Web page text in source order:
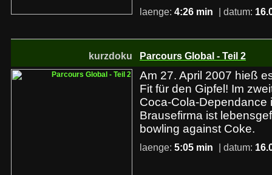
laenge: 4:26 min | datum:
kurzdoku Parcours Global - Teil 2
Am 27. April 2007 hieß
Fit für den Gipfel! Im
Coca-Cola-Dependance
Brausefirma ist
bowling against Coke.
laenge: 5:05 min | datum: